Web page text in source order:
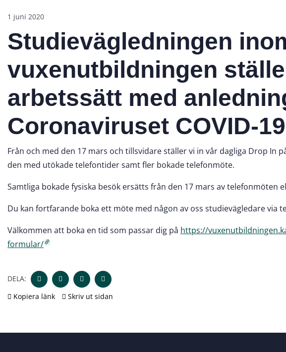
1 juni 2020
Studievägledningen
vuxenutbildningen
arbetssätt med
Coronaviruset COVID-19
Från och med den 17 mars och tillsvidare ställer vi in vår dagliga Drop In
den med utökade telefontider samt fler bokade telefonmöte.
Samtliga bokade fysiska besök ersätts från den 17 mars av telefonmöten
Du kan fortfarande boka ett möte med någon av oss studievägledare via
Välkommen att boka en tid som passar dig på https://
formular/
DELA:
Kopiera länk
Skriv ut sidan